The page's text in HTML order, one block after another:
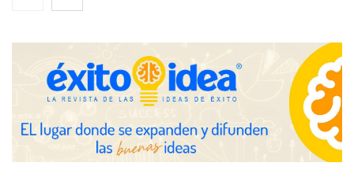
avanzadas para trading estratégico
COMPALISS de LYSOTRIC: cuando un solo producto multiplica
las posibilidades del salón profesional
Fundación Mapfre y CISE lanzan el concurso ‘Talento Sénior’
para impulsar ideas innovadoras creadas por y para mayores